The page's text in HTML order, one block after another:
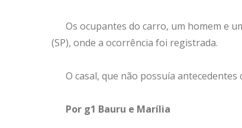
Os ocupantes do carro, um homem e
(SP), onde a ocorrência foi registrada.
O casal, que não possuía
Por g1 Bauru e Marília